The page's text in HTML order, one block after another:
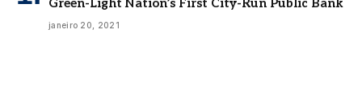
Green-Light Nation’s First City-Run Public Bank
janeiro 20, 2021